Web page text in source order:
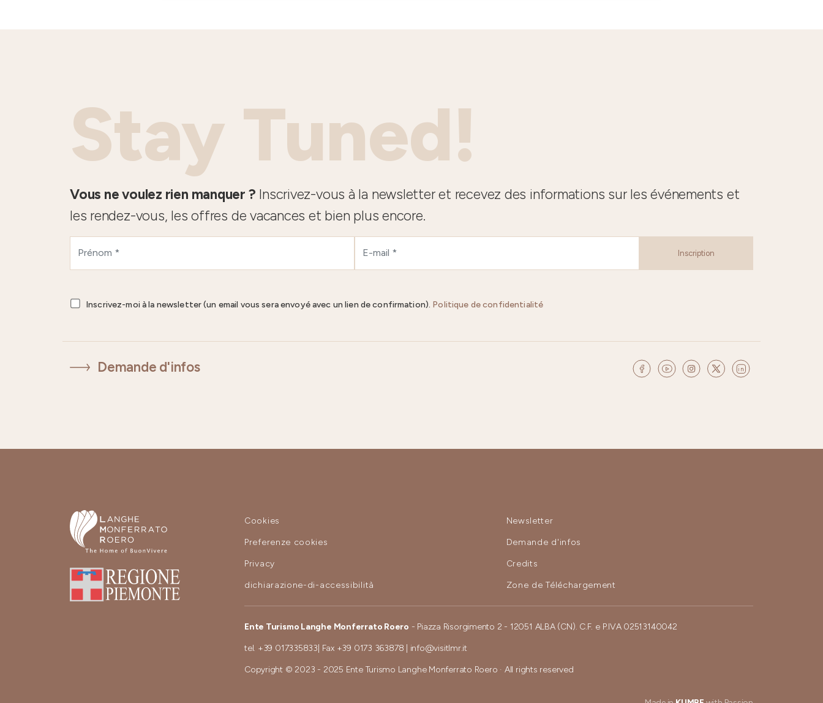
Stay Tuned!
Vous ne voulez rien manquer ? Inscrivez-vous à la newsletter et recevez des informations sur les événements et
les rendez-vous, les offres de vacances et bien plus encore.
Inscription
Inscrivez-moi à la newsletter (un email vous sera envoyé avec un lien de confirmation). Politique de confidentialité
Demande d'infos
Cookies
Preferenze cookies
Privacy
dichiarazione-di-accessibilità
Newsletter
Demande d'infos
Credits
Zone de Téléchargement
Ente Turismo Langhe Monferrato Roero - Piazza Risorgimento 2 - 12051 ALBA (CN). C.F. e P.IVA 02513140042
tel. +39 017335833 | Fax +39 0173 363878 info@visitlmr.it
Copyright © 2023 - 2025 Ente Turismo Langhe Monferrato Roero · All rights reserved